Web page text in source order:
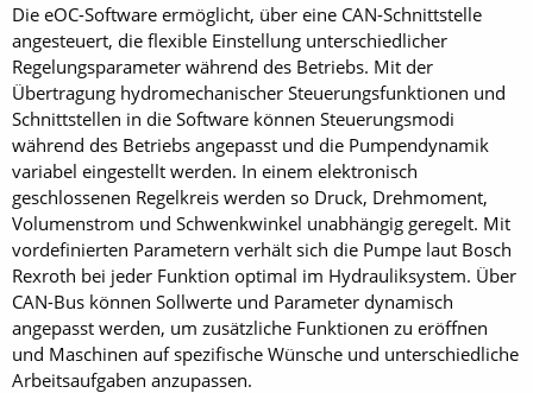
Die eOC-Software ermöglicht, über eine CAN-Schnittstelle
angesteuert, die flexible Einstellung unterschiedlicher
Regelungsparameter während des Betriebs. Mit der
Übertragung hydromechanischer Steuerungsfunktionen und
Schnittstellen in die Software können Steuerungsmodi
während des Betriebs angepasst und die Pumpendynamik
variabel eingestellt werden. In einem elektronisch
geschlossenen Regelkreis werden so Druck, Drehmoment,
Volumenstrom und Schwenkwinkel unabhängig geregelt. Mit
vordefinierten Parametern verhält sich die Pumpe laut Bosch
Rexroth bei jeder Funktion optimal im Hydrauliksystem. Über
CAN-Bus können Sollwerte und Parameter dynamisch
angepasst werden, um zusätzliche Funktionen zu eröffnen
und Maschinen auf spezifische Wünsche und unterschied­liche
Arbeitsaufgaben anzupassen.